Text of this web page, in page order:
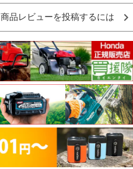
商品レビューを投稿するには